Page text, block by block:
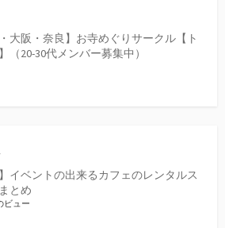
・大阪・奈良】お寺めぐりサークル【ト
（20-30代メンバー募集中）
】イベントの出来るカフェのレンタルス
とめ
ビュー